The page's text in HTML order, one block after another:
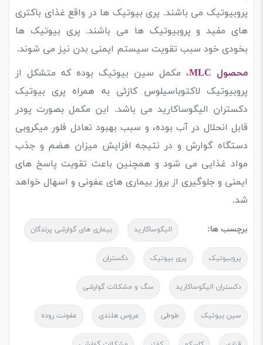
پروبیوتیک می باشند. پری بیوتیک ها در واقع غذای باکتری
های مفید و پروبیوتیک ها می باشند. پری بیوتیک ها
بخودی خود سبب تقویت سیستم ایمنی بدن نیز می شوند.
محصول MLC
، مکمل سین بیوتیک بوده که متشکل از
پروبیوتیک لاکتوباسیلوس کازئی به همراه پری بیوتیک
دکستران الیگوساکارید می باشد. این مکمل بصورت پودر
قابل انحلال در آب بوده، و سبب بهبود تعادل فلور میکروبی
دستگاه گوارش و در نتیجه افزایش میزان هضم و جذب
مواد غذایی می شود و همچنین باعث تقویت پاسخ های
ایمنی و جلوگیری از بروز بیماری های عفونی و اسهال خواهد
شد.
برچسب ها: الیگوساکارید بیماری های گوارشی پرندگان
پروبیوتیک پری بیوتیک دکستران
دکستران الیگوساکارید سگ و مشکلات گوارشی
سین بیوتیک طوطی عروس هلندی عفونت روده